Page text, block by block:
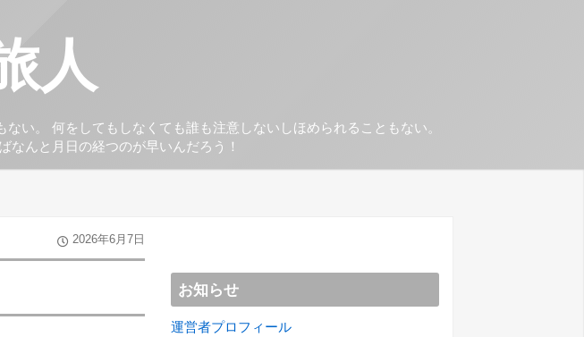
人
い。 何をしてもしなくても誰も注意しないしほめられることもない。
なんと月日の経つのが早いんだろう！
2026年6月7日
お知らせ
運営者プロフィール